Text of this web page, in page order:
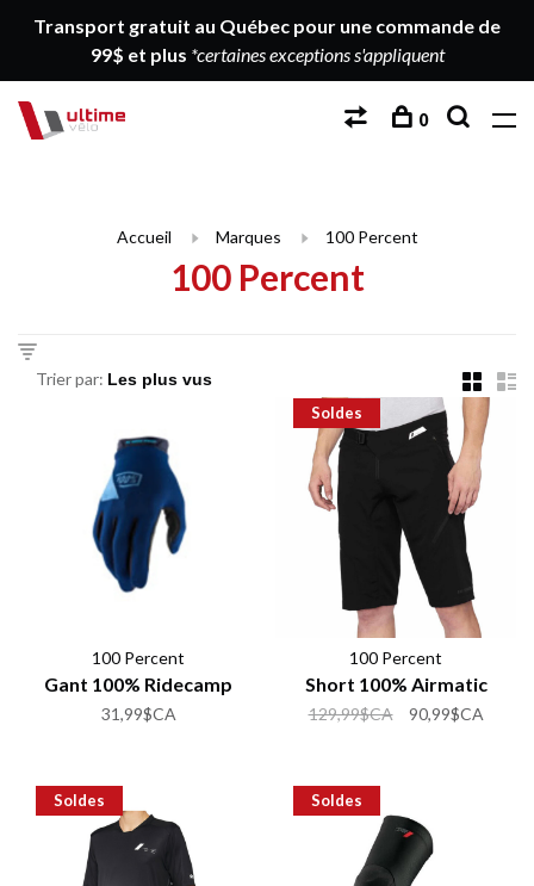
Transport gratuit au Québec pour une commande de
99$ et plus *certaines exceptions s'appliquent
0
Accueil Marques 100 Percent
100 Percent
Trier par:
100 Percent
Gant 100% Ridecamp
31,99$CA
Soldes
100 Percent
Short 100% Airmatic
129,99$CA 90,99$CA
Soldes Soldes